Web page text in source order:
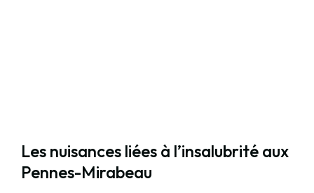
Les nuisances liées à l’insalubrité aux
Pennes-Mirabeau